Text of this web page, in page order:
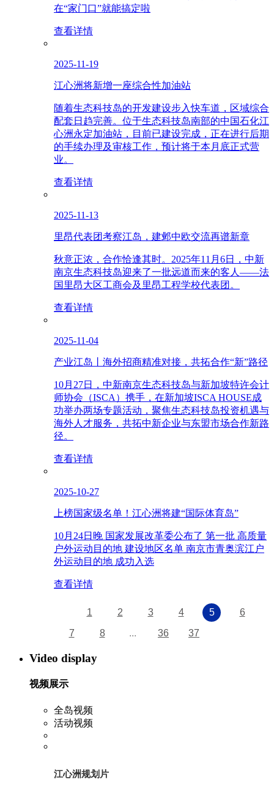
在“家门口”就能搞定啦
查看详情
2025-11-19
江心洲将新增一座综合性加油站
随着生态科技岛的开发建设步入快车道，区域综合
配套日趋完善。位于生态科技岛南部的中国石化江
心洲永定加油站，目前已建设完成，正在进行后期
的手续办理及审核工作，预计将于本月底正式营
业。
查看详情
2025-11-13
里昂代表团考察江岛，建邺中欧交流再谱新章
秋意正浓，合作恰逢其时。2025年11月6日，中新
南京生态科技岛迎来了一批远道而来的客人——法
国里昂大区工商会及里昂工程学校代表团。
查看详情
2025-11-04
产业江岛丨海外招商精准对接，共拓合作“新”路径
10月27日，中新南京生态科技岛与新加坡特许会计
师协会（ISCA）携手，在新加坡ISCA HOUSE成
功举办两场专题活动，聚焦生态科技岛投资机遇与
海外人才服务，共拓中新企业与东盟市场合作新路
径。
查看详情
2025-10-27
上榜国家级名单！江心洲将建“国际体育岛”
10月24日晚 国家发展改革委公布了 第一批 高质量
户外运动目的地 建设地区名单 南京市青奥滨江户
外运动目的地 成功入选
查看详情
1 2 3 4 5
6
7
8 ... 36 37
Video display
视频展示
全岛视频
活动视频
江心洲规划片